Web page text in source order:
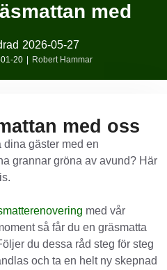
med
2026-05-27
20 Robert Hammar
med oss
gäster med en
grannar gröna av avund? Här
med vår
så får du en gräsmatta
du dessa råd steg för steg
och ta en helt ny skepnad